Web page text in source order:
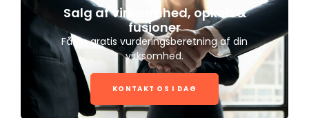
Salg af virksomhed, opkøb &
fusioner
Få en gratis vurderingsberetning af din
virksomhed.
KONTAKT OS I DAG